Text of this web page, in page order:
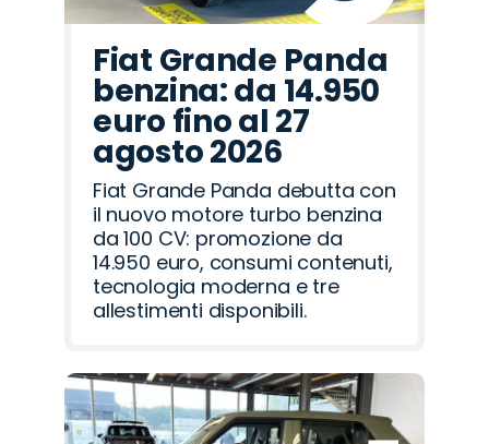
Fiat Grande Panda
benzina: da 14.950
euro fino al 27
agosto 2026
Fiat Grande Panda debutta con
il nuovo motore turbo benzina
da 100 CV: promozione da
14.950 euro, consumi contenuti,
tecnologia moderna e tre
allestimenti disponibili.